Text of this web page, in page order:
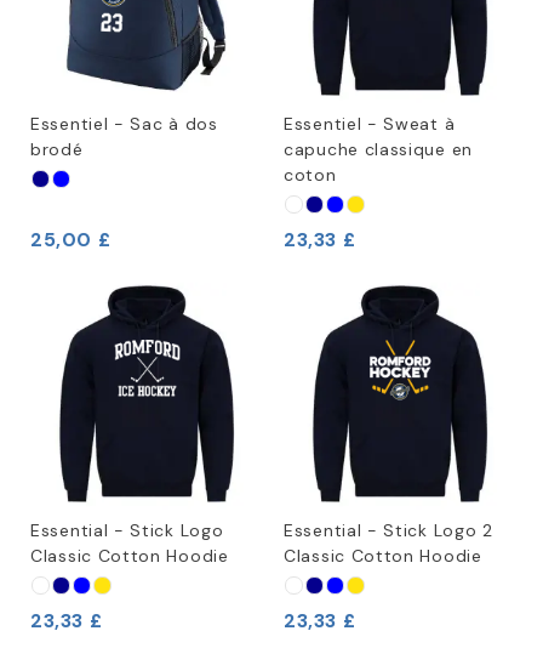
Essentiel - Sac à dos
brodé
25,00 £
Essentiel - Sweat à
capuche classique en
coton
23,33 £
Essential - Stick Logo
Classic Cotton Hoodie
23,33 £
Essential - Stick Logo 2
Classic Cotton Hoodie
23,33 £